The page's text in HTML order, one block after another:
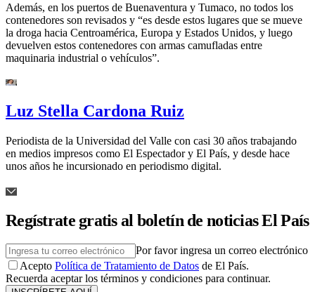
Además, en los puertos de Buenaventura y Tumaco, no todos los
contenedores son revisados y “es desde estos lugares que se mueve
la droga hacia Centroamérica, Europa y Estados Unidos, y luego
devuelven estos contenedores con armas camufladas entre
maquinaria industrial o vehículos”.
Luz Stella Cardona Ruiz
Periodista de la Universidad del Valle con casi 30 años trabajando
en medios impresos como El Espectador y El País, y desde hace
unos años he incursionado en periodismo digital.
Regístrate gratis al boletín de noticias El País
Por favor ingresa un correo electrónico
Acepto Política de Tratamiento de Datos de El País.
Recuerda aceptar los términos y condiciones para continuar.